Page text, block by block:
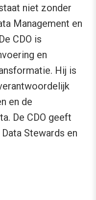
niet zonder
Management en
CDO is
en
Hij is
en de
De CDO geeft
Stewards en